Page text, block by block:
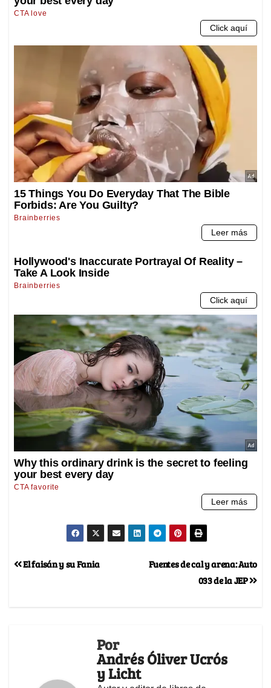
Fuentes de cal y arena: Auto
033 de la JEP
El faisán y su Fania
Por
Andrés Óliver Ucrós
y Licht